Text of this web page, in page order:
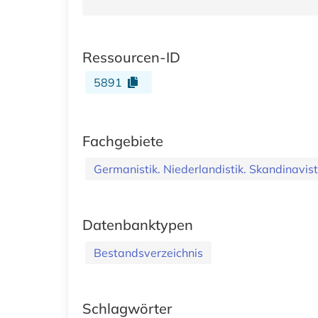
Ressourcen-ID
5891
Fachgebiete
Germanistik. Niederlandistik.
Datenbanktypen
Bestandsverzeichnis
Schlagwörter